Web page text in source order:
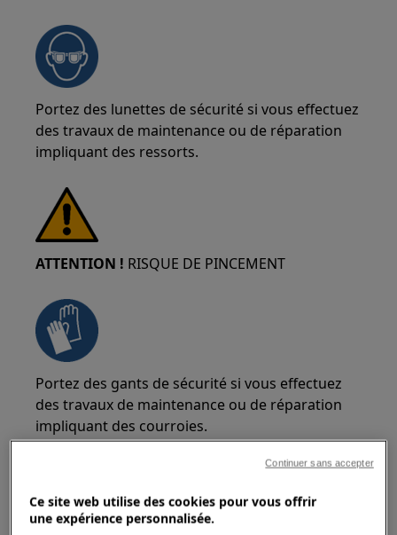
Portez des lunettes de sécurité si vous effectuez
des travaux de maintenance ou de réparation
impliquant des ressorts.
ATTENTION ! RISQUE DE PINCEMENT
Portez des gants de sécurité si vous effectuez
des travaux de maintenance ou de réparation
impliquant des courroies.
Ce site web utilise des cookies pour vous offrir
une expérience personnalisée.
Continuer sans accepter